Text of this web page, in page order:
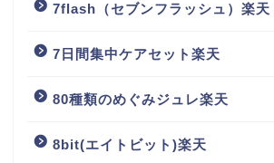
7flash（セブンフラッシュ）楽天
7日間集中ケアセット楽天
80種類のめぐみジュレ楽天
8bit(エイトビット)楽天